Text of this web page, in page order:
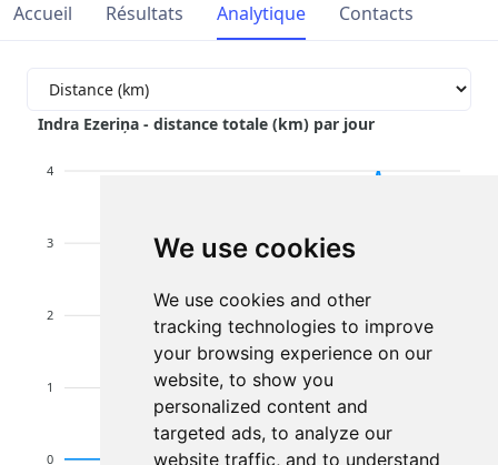
We use cookies
We use cookies and other
tracking technologies to improve
your browsing experience on our
website, to show you
personalized content and
targeted ads, to analyze our
website traffic, and to understand
Accueil Résultats Analytique Contacts
Indra Ezeriņa - distance totale (km) par jour
4
3
2
1
0